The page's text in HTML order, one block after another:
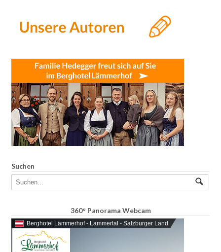
Suchen
360° Panorama Webcam
Berghotel Lämmerhof - Lammertal - Salzburger Land